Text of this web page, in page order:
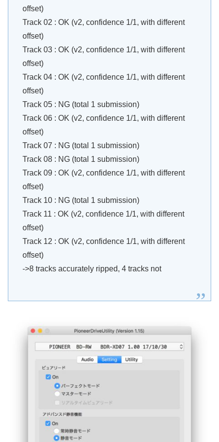
offset)
Track 02 : OK (v2, confidence 1/1, with different
offset)
Track 03 : OK (v2, confidence 1/1, with different
offset)
Track 04 : OK (v2, confidence 1/1, with different
offset)
Track 05 : NG (total 1 submission)
Track 06 : OK (v2, confidence 1/1, with different
offset)
Track 07 : NG (total 1 submission)
Track 08 : NG (total 1 submission)
Track 09 : OK (v2, confidence 1/1, with different
offset)
Track 10 : NG (total 1 submission)
Track 11 : OK (v2, confidence 1/1, with different
offset)
Track 12 : OK (v2, confidence 1/1, with different
offset)
->8 tracks accurately ripped, 4 tracks not